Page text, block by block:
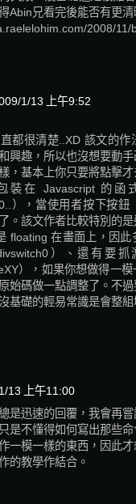
Abin兄看完後能否有更清
2008/11/
1/13 上午9:52
都很清楚..XD 該文的作
興趣，所以也沒想要動手
，基本上你只要將點擊
裝在 Javascript 的函
），當使用者按下按鈕
。該文作者比較特別的
floating 在畫面上，因此
）、還有要
），如果你想做得一
始碼做一點調整了。不
基礎的輕易常識是會整
13 上午11:00
是迅速的回覆，我會再
是不懂得如何寫出那些
一模一樣的東西，因此
的教學作結合。